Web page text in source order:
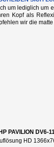
um lediglich um
Kopf als
wir die
PAVILION DV6-
HD